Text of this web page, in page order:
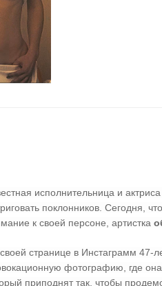
исполнительница и
поклонников. Сегодня,
к своей персоне, артистка
странице в Инстаграмм 47-
фотографию, где
приподнят так, чтобы